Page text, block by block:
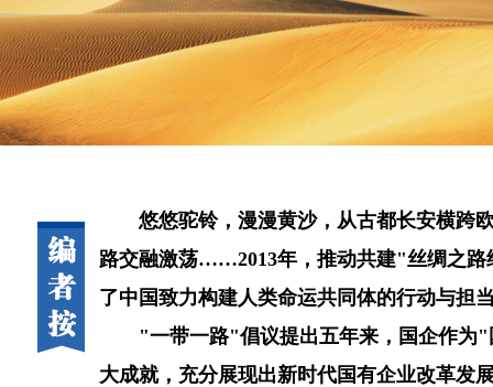
悠悠驼铃，漫漫黄沙，从古都长安横跨
路交融激荡……2013年，推动共建"丝绸之
了中国致力构建人类命运共同体的行动与担
"一带一路"倡议提出五年来，国企作为
大成就，充分展现出新时代国有企业改革发